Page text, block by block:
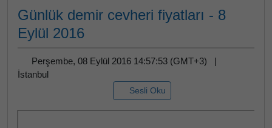
Günlük demir cevheri fiyatları - 8
Eylül 2016
Perşembe, 08 Eylül 2016 14:57:53 (GMT+3) |
İstanbul
Sesli Oku